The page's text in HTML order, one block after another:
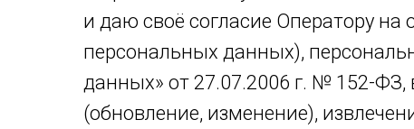
и даю своё согласие Оператору
персональных данных),
данных» от 27.07.2006 г. № 152-ФЗ,
(обновление, изменение),